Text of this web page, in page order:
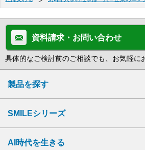
資料請求・お問い合わせ
具体的なご検討前のご相談でも、お気軽に
製品を探す
SMILEシリーズ
AI時代を生きる